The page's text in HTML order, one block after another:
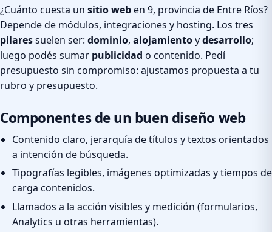
¿Cuánto cuesta un sitio weben 9, provincia de Entre Ríos?
Depende de módulos, integraciones y hosting. Los tres
pilaressuelen ser: dominio, alojamientoydesarrollo;
luego podés sumar publicidad o contenido. Pedí
presupuesto sin compromiso: ajustamos propuesta a tu
rubro y presupuesto.
Componentes de un buen diseño web
Contenido claro, jerarquía de títulos y textos orientados
a intención de búsqueda.
Tipografías legibles, imágenes optimizadas y tiempos de
carga contenidos.
Llamados a la acción visibles y medición (formularios,
Analytics u otras herramientas).